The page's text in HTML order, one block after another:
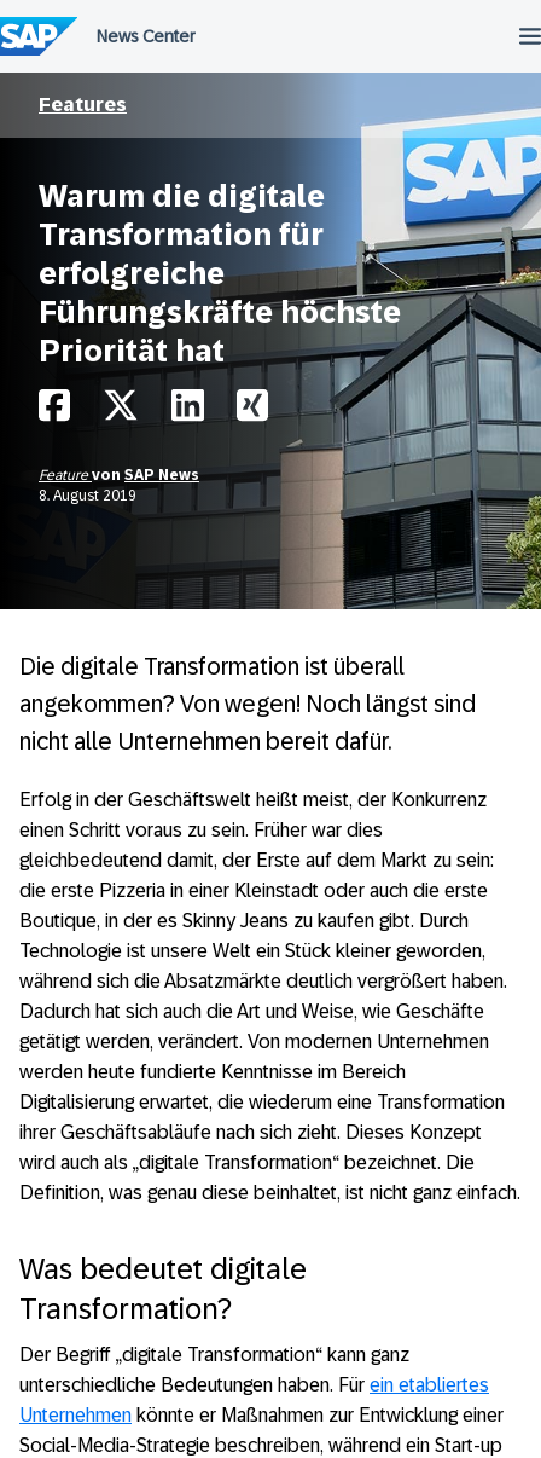
Features
Warum die digitale
Transformation für
erfolgreiche
Führungskräfte höchste
Priorität hat
Featurevon SAP News
8. August 2019
Die digitale Transformation ist überall
angekommen? Von wegen! Noch längst sind
nicht alle Unternehmen bereit dafür.
Erfolg in der Geschäftswelt heißt meist, der Konkurrenz
einen Schritt voraus zu sein. Früher war dies
gleichbedeutend damit, der Erste auf dem Markt zu sein:
die erste Pizzeria in einer Kleinstadt oder auch die erste
Boutique, in der es Skinny Jeans zu kaufen gibt. Durch
Technologie ist unsere Welt ein Stück kleiner geworden,
während sich die Absatzmärkte deutlich vergrößert haben.
Dadurch hat sich auch die Art und Weise, wie Geschäfte
getätigt werden, verändert. Von modernen Unternehmen
werden heute fundierte Kenntnisse im Bereich
Digitalisierung erwartet, die wiederum eine Transformation
ihrer Geschäftsabläufe nach sich zieht. Dieses Konzept
wird auch als „digitale Transformation“ bezeichnet. Die
Definition, was genau diese beinhaltet, ist nicht ganz einfach.
Was bedeutet digitale
Transformation?
Der Begriff „digitale Transformation“ kann ganz
unterschiedliche Bedeutungen haben. Für ein etabliertes
Unternehmen könnte er Maßnahmen zur Entwicklung einer
Social-Media-Strategie beschreiben, während ein Start-up